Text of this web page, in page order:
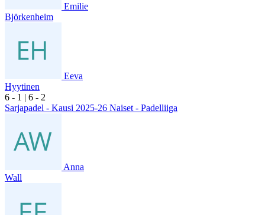
Emilie
Björkenheim
Eeva
Hyytinen
6 - 1 | 6 - 2
Sarjapadel - Kausi 2025-26 Naiset - Padelliiga
Anna
Wall